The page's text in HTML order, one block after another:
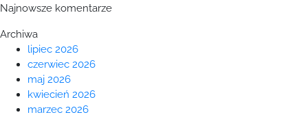
Najnowsze komentarze
Archiwa
lipiec 2026
czerwiec 2026
maj 2026
kwiecień 2026
marzec 2026